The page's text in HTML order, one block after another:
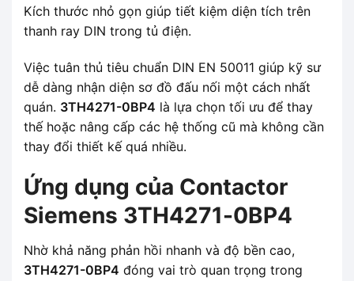
Kích thước nhỏ gọn giúp tiết kiệm diện tích trên
thanh ray DIN trong tủ điện.
Việc tuân thủ tiêu chuẩn DIN EN 50011 giúp kỹ sư
dễ dàng nhận diện sơ đồ đấu nối một cách nhất
quán. 3TH4271-0BP4 là lựa chọn tối ưu để thay
thế hoặc nâng cấp các hệ thống cũ mà không cần
thay đổi thiết kế quá nhiều.
Ứng dụng của Contactor
Siemens 3TH4271-0BP4
Nhờ khả năng phản hồi nhanh và độ bền cao,
3TH4271-0BP4 đóng vai trò quan trọng trong